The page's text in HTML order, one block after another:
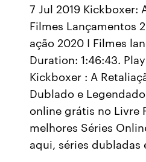
7 Jul 2019 Kickboxer:
Filmes Lançamentos
ação 2020 I Filmes
Duration: 1:46:43.
Kickboxer : A
Dublado e
online grátis no Livre
melhores Séries
aqui, séries dubladas